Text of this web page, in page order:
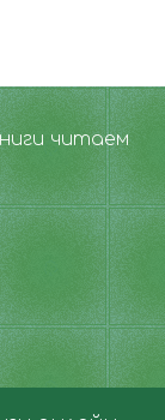
читаем